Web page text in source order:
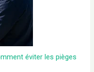
éviter les pièges